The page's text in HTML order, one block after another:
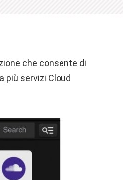
che consente di
più servizi Cloud